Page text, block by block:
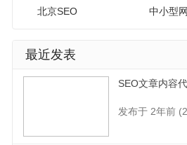
北京SEO
中小型
最近发表
SEO文章内容
发布于 2年前